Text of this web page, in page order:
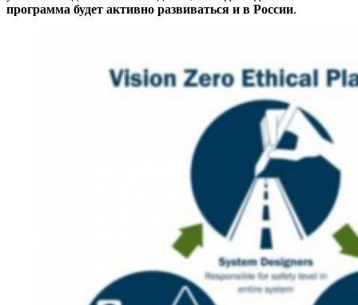
программа будет активно развиваться и в России.